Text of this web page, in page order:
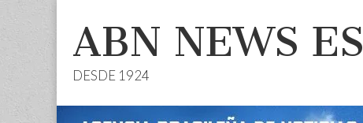
ABN NEWS ES
DESDE 1924